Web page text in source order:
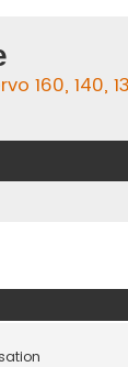
160, 140,